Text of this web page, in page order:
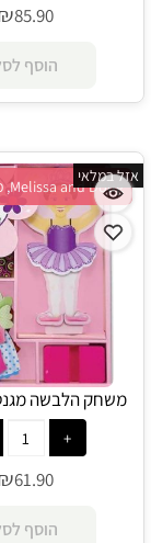
85.90
הוסף
Melissa and Doug, מש' 1+, גיל 3+
אזל במלאי
משחק הלבשה
בלרינה - Melissa and Doug
61.90
הוסף